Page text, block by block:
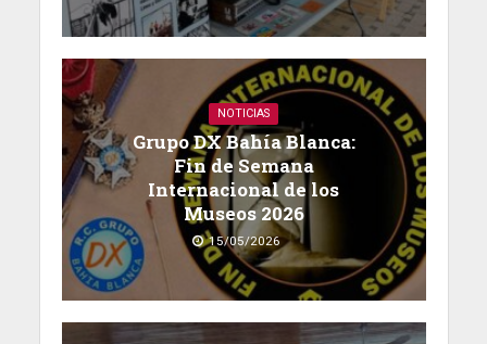
NOTICIAS
Grupo DX Bahía Blanca:
Fin de Semana
Internacional de los
Museos 2026
15/05/2026